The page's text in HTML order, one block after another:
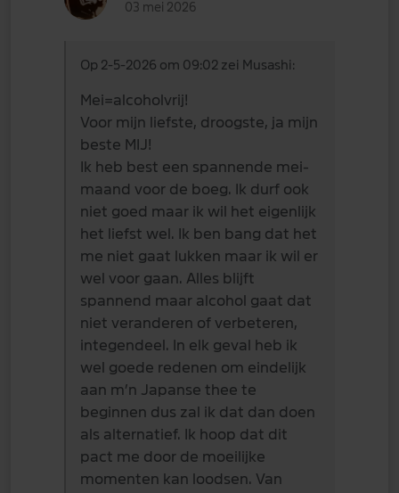
03 mei 2026
Op 2-5-2026 om 09:02 zei Musashi:
Mei=alcoholvrij!
Voor mijn liefste, droogste, ja mijn
beste MIJ!
Ik heb best een spannende mei-
maand voor de boeg. Ik durf ook
niet goed maar ik wil het eigenlijk
het liefst wel. Ik ben bang dat het
me niet gaat lukken maar ik wil er
wel voor gaan. Alles blijft
spannend maar alcohol gaat dat
niet veranderen of verbeteren,
integendeel. In elk geval heb ik
wel goede redenen om eindelijk
aan m’n Japanse thee te
beginnen dus zal ik dat dan doen
als alternatief. Ik hoop dat dit
pact me door de moeilijke
momenten kan loodsen. Van